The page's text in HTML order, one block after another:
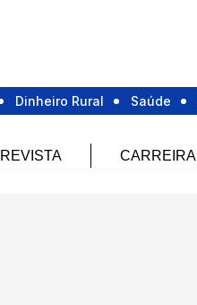
Dinheiro Rural Saúde
REVISTA CARREIRA